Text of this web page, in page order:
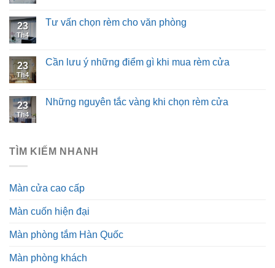
23
Th4
Tư vấn chọn rèm cho văn phòng
23
Th4
Cần lưu ý những điểm gì khi mua rèm cửa
23
Th4
Những nguyên tắc vàng khi chọn rèm cửa
TÌM KIẾM NHANH
Màn cửa cao cấp
Màn cuốn hiện đại
Màn phòng tắm Hàn Quốc
Màn phòng khách